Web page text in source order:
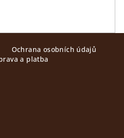
Ochrana osobních údajů
a platba